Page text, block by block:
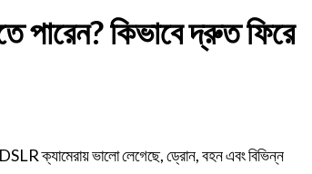
পারেন? কিভাবে দ্রুত ফিরে
ক্যামেরায় ভালো লেগেছে, ড্রোন, বহন এবং বিভিন্ন